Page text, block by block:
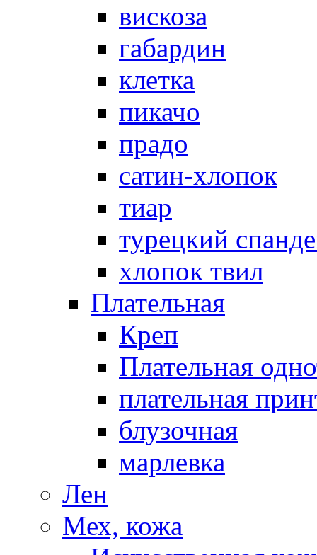
вискоза
габардин
клетка
пикачо
прадо
сатин-хлопок
тиар
турецкий
хлопок твил
Плательная
Креп
Плательная
плательная
блузочная
марлевка
Лен
Мех, кожа